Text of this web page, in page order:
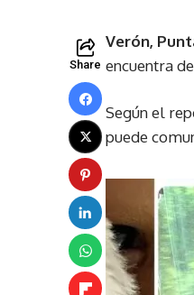
Share
Verón,
encuentra
Según el
puede